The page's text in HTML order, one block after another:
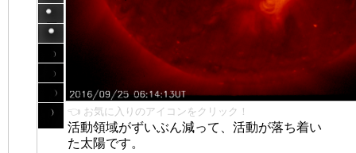
👈 お気に入りのアイコンをクリック！
活動領域がずいぶん減って、活動が落ち着い
た太陽です。